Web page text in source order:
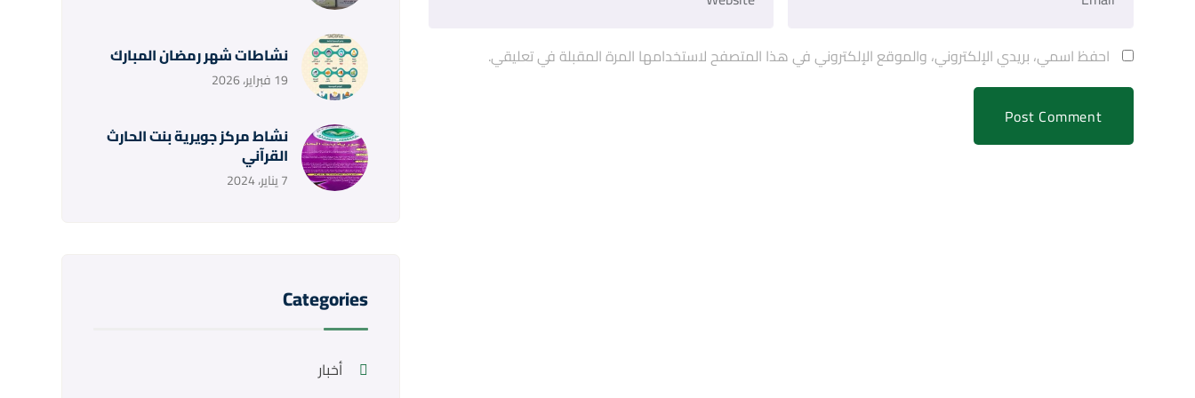
احفظ اسمي، بريدي الإلكتروني، والموقع الإلكتروني في هذا المتصفح لاستخدامها المرة المقبلة في تعليقي. نشاطات شهر رمضان المبارك
19 فبراير، 2026
نشاط مركز جويرية بنت الحارث
القرآني
7 يناير، 2024
Categories
أخبار